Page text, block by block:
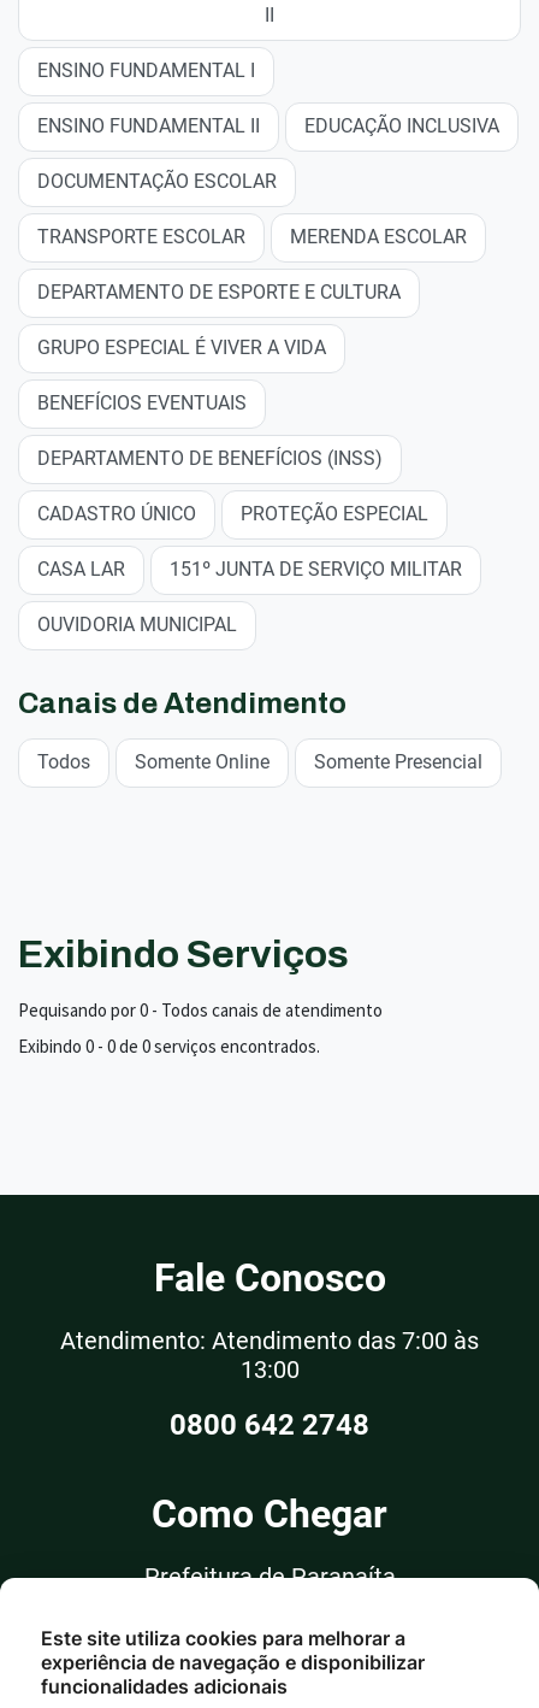
ENSINO FUNDAMENTAL I
ENSINO FUNDAMENTAL II EDUCAÇÃO INCLUSIVA
DOCUMENTAÇÃO ESCOLAR
TRANSPORTE ESCOLAR MERENDA ESCOLAR
DEPARTAMENTO DE ESPORTE E CULTURA
GRUPO ESPECIAL É VIVER A VIDA
BENEFÍCIOS EVENTUAIS
DEPARTAMENTO DE BENEFÍCIOS (INSS)
CADASTRO ÚNICO PROTEÇÃO ESPECIAL
CASA LAR 151º JUNTA DE SERVIÇO MILITAR
OUVIDORIA MUNICIPAL
Canais de Atendimento
Todos Somente Online Somente Presencial
Exibindo Serviços
Pequisando por 0 - Todos canais de atendimento
Exibindo 0 - 0 de 0 serviços encontrados.
Fale Conosco
Atendimento: Atendimento das 7:00 às
13:00
0800 642 2748
Como Chegar
Prefeitura de Paranaíta
Rua Alceu Rossi, nº 351, Sala 03
Centro - Paranaíta/MT
Este site utiliza cookies para melhorar a
experiência de navegação e disponibilizar
funcionalidades adicionais